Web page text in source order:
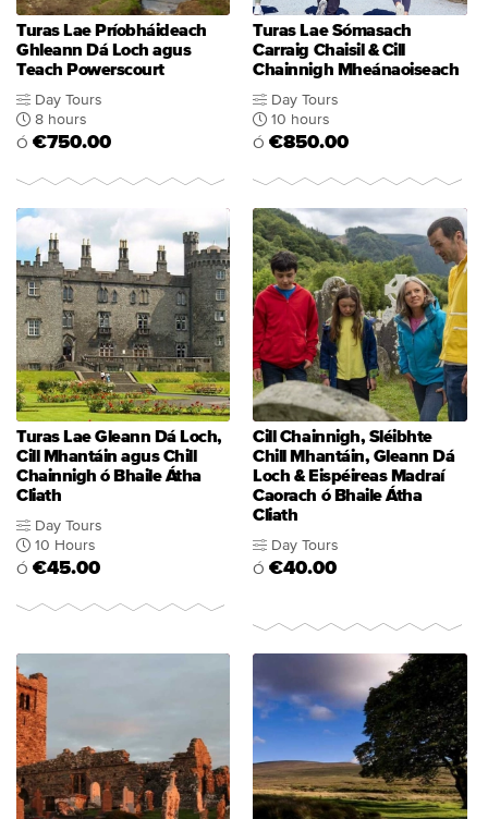
Turas Lae Príobháideach
Ghleann Dá Loch agus
Teach Powerscourt
Day Tours
8 hours
Ó €750.00
Turas Lae Sómasach
Carraig Chaisil & Cill
Chainnigh Mheánaoiseach
Day Tours
10 hours
Ó €850.00
Turas Lae Gleann Dá Loch,
Cill Mhantáin agus Chill
Chainnigh ó Bhaile Átha
Cliath
Day Tours
10 Hours
Ó €45.00
Cill Chainnigh, Sléibhte
Chill Mhantáin, Gleann Dá
Loch & Eispéireas Madraí
Caorach ó Bhaile Átha
Cliath
Day Tours
Ó €40.00